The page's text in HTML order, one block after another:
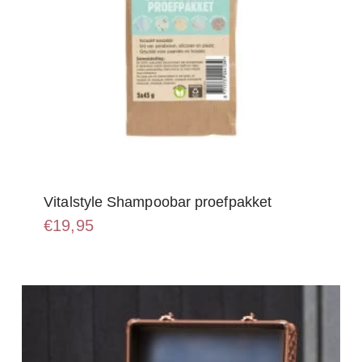
Vitalstyle Shampoobar proefpakket
€19,95